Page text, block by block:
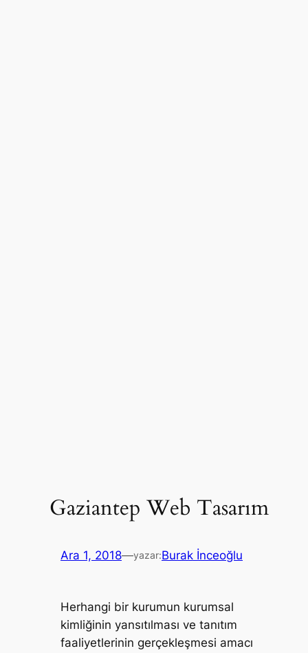
Gaziantep Web Tasarım
Ara 1, 2018—yazar:Burak İnceoğlu
Herhangi bir kurumun kurumsal
kimliğinin yansıtılması ve tanıtım
faaliyetlerinin gerçekleşmesi amacı